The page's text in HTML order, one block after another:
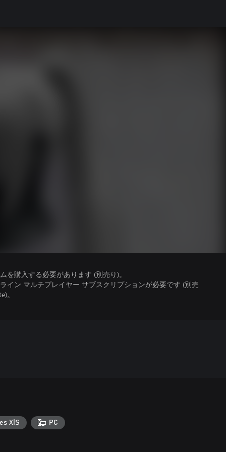
を購入する必要があります (別売り)。
イン マルチプレイヤー サブスクリプションが必要です (別売
。
X|S PC